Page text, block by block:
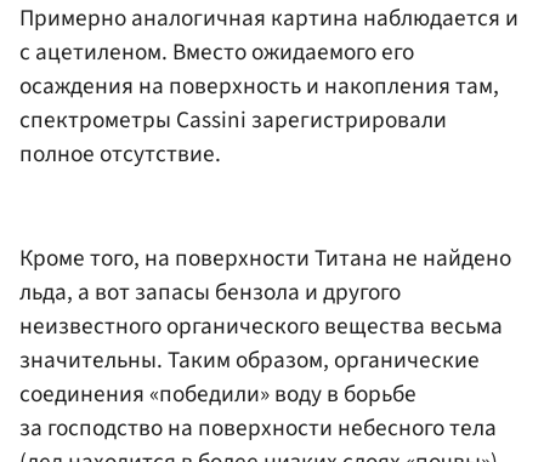
Примерно аналогичная картина наблюдается и
с ацетиленом. Вместо ожидаемого его
осаждения на поверхность и накопления там,
спектрометры Cassini зарегистрировали
полное отсутствие.
Кроме того, на поверхности Титана не найдено
льда, а вот запасы бензола и другого
неизвестного органического вещества весьма
значительны. Таким образом, органические
соединения «победили» воду в борьбе
за господство на поверхности небесного тела